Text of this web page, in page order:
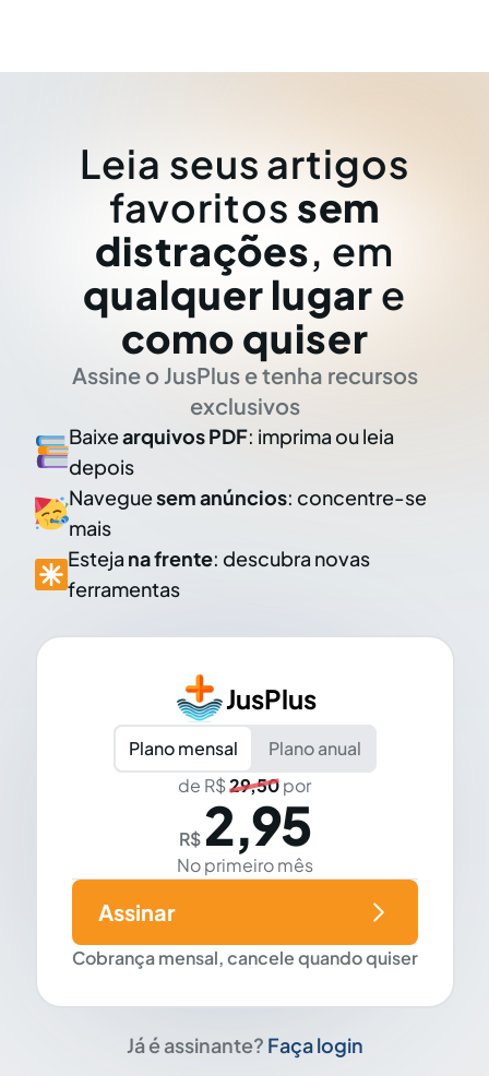
Leia seus artigos
favoritos sem
distrações, em
qualquer lugar e
como quiser
Assine o JusPlus e tenha recursos
exclusivos
Baixearquivos PDF: imprima ou leia
depois
Naveguesem anúncios: concentre-se
mais
Esteja na frente: descubra novas
ferramentas
JusPlus
Plano mensal
Plano anual
de R$29,50por
R$ 2,95
No primeiro mês
Cobrança mensal, cancele quando quiser
Assinar
Já é assinante? Faça login